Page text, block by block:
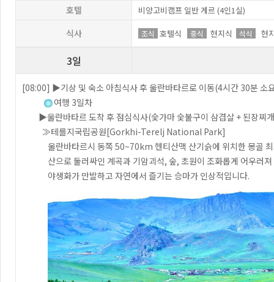
호텔 비양고비캠프 일반 게르 (4인1실)
식사 조식 호텔식 중식 현지식 석식 현
3일
[08:00] ▶기상 및 숙소 아침식사 후 울란바타르로 이동(4시간 30분 소
여행 3일차
▶울란바타르 도착 후 점심식사(숯가마 숯불구이 삼겹살 + 된장찌
≫테를지국립공원[Gorkhi-Terelj National Park]
울란바타르시 동쪽 50~70km 헨티산맥 산기슭에 위치한 몽골 최
산으로 둘러싸인 계곡과 기암괴석, 숲, 초원이 조화롭게 어우러져
야생화가 만발하고 자연에서 즐기는 승마가 인상적입니다.